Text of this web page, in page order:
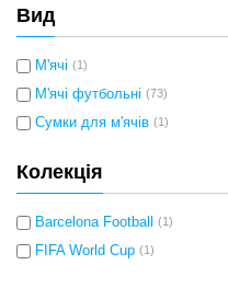
Вид
М'ячі (1)
М'ячі футбольні (73)
Сумки для м'ячів (1)
Колекція
Barcelona Football (1)
FIFA World Cup (1)